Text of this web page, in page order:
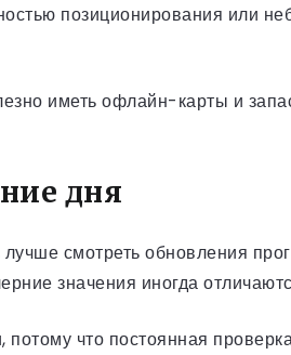
позиционирования
иметь офлайн-карты и
дня
смотреть обновления
значения иногда
что постоянная